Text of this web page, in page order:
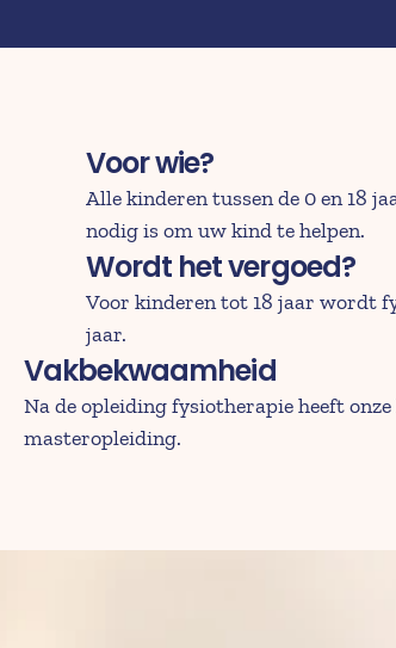
Voor wie?
Alle kinderen tussen de 0 en 18
nodig is om uw kind te helpen.
Wordt het vergoed?
Voor kinderen tot 18 jaar wordt
jaar.
Vakbekwaamheid
Na de opleiding fysiotherapie heeft
masteropleiding.